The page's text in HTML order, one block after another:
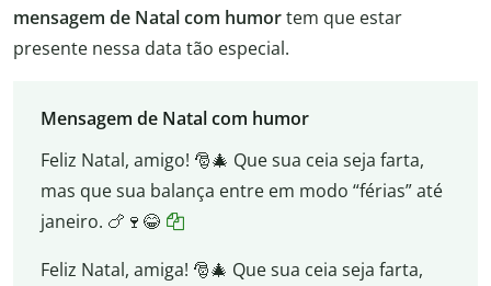
mensagem de Natal com humortem que estar
presente nessa data tão especial.
Mensagem de Natal com humor
Feliz Natal, amigo! 🎅🎄 Que sua ceia seja farta,
mas que sua balança entre em modo “férias” até
janeiro. 🍗🍷😂
Feliz Natal, amiga! 🎅🎄 Que sua ceia seja farta,